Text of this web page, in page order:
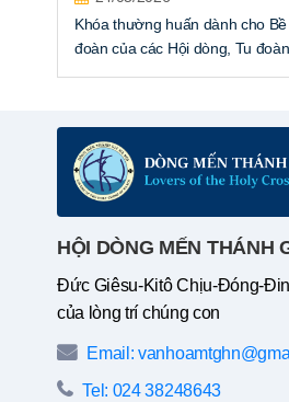
Khóa thường huấn dành cho
đoàn của các Hội dòng, Tu
HỘI DÒNG MẾN THÁNH
Đức Giêsu-Kitô Chịu-Đóng-
của lòng trí chúng con
Email:
Tel: 024 38248643